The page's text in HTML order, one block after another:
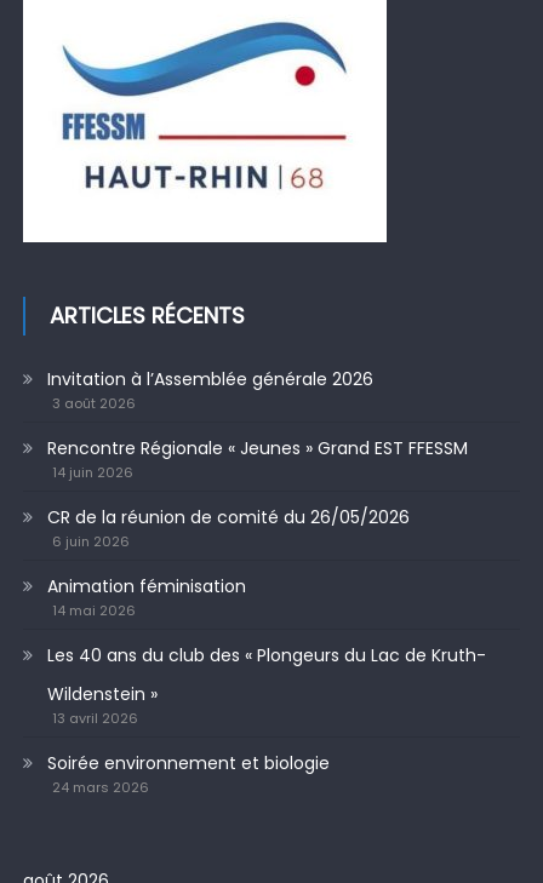
ARTICLES RÉCENTS
Invitation à l’Assemblée générale 2026
3 août 2026
Rencontre Régionale « Jeunes » Grand EST FFESSM
14 juin 2026
CR de la réunion de comité du 26/05/2026
6 juin 2026
Animation féminisation
14 mai 2026
Les 40 ans du club des « Plongeurs du Lac de Kruth-
Wildenstein »
13 avril 2026
Soirée environnement et biologie
24 mars 2026